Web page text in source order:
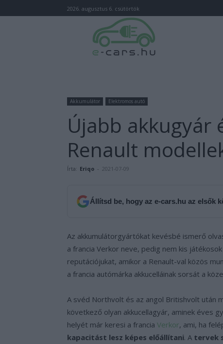
2026. augusztus 6. csütörtök
Akkumulátor Elektromos autó
Újabb akkugyár
Renault
Írta: Eriqo - 2021-07-09
Állítsd be, hogy az e-cars.hu az elsők
Az akkumulátorgyártókat kevésbé ismerő
a francia Verkor neve, pedig nem kis
reputációjukat, amikor a Renault-val közös
a francia autómárka akkucelláinak sorsát a
A svéd Northvolt és az angol Britishvolt után
következő olyan akkucellagyár, aminek éves
helyét már keresi a francia Verkor, ami, ha
kapacitást lesz képes előállítani. A tervek